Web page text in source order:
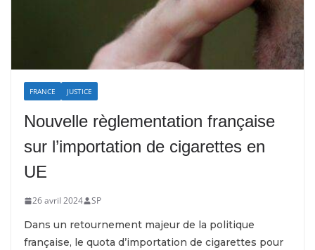
FRANCE JUSTICE
Nouvelle règlementation française
sur l’importation de cigarettes en
UE
26 avril 2024 SP
Dans un retournement majeur de la politique
française, le quota d’importation de cigarettes pour